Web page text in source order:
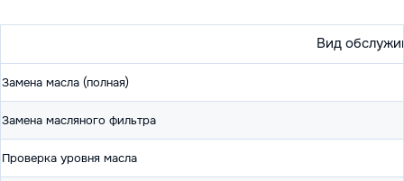
Вид
Замена масла (полная)
Замена масляного фильтра
Проверка уровня масла